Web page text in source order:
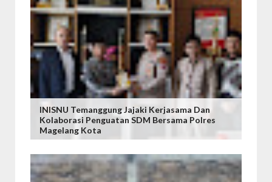
INISNU Temanggung Jajaki Kerjasama Dan
Kolaborasi Penguatan SDM Bersama Polres
Magelang Kota